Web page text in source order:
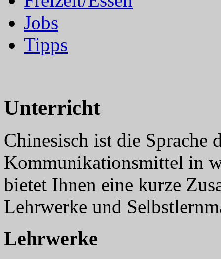
Jobs
Tipps
Unterricht
Chinesisch ist die Sprache
Kommunikationsmittel in
bietet Ihnen eine kurze
Lehrwerke und
Lehrwerke